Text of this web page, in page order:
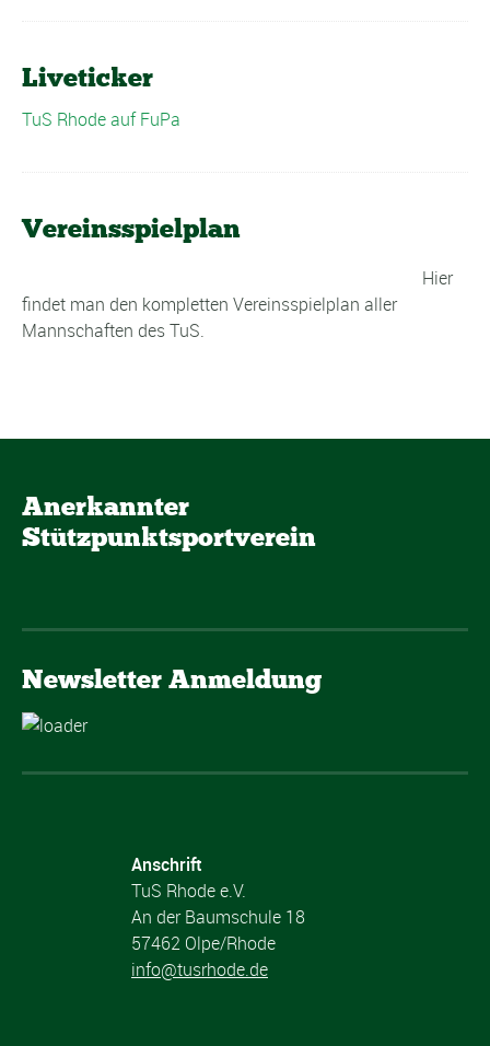
Liveticker
TuS Rhode auf FuPa
Vereinsspielplan
Hier
findet man den kompletten Vereinsspielplan aller
Mannschaften des TuS.
Anerkannter
Stützpunktsportverein
Newsletter Anmeldung
Anschrift
TuS Rhode e.V.
An der Baumschule 18
57462 Olpe/Rhode
info@tusrhode.de